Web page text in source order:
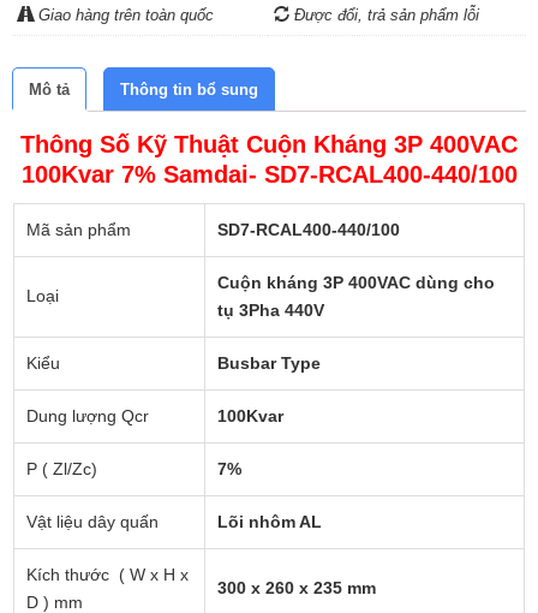
Giao hàng trên toàn quốc Được đổi, trả sản phẩm lỗi
Mô tả Thông tin bổ sung
Thông Số Kỹ Thuật Cuộn Kháng 3P 400VAC
100Kvar 7% Samdai- SD7-RCAL400-440/100
Mã sản phẩm SD7-RCAL400-440/100
Loại
Cuộn kháng 3P 400VAC dùng cho
tụ 3Pha 440V
Kiểu Busbar Type
Dung lượng Qcr 100Kvar
P ( Zl/Zc) 7%
Vật liệu dây quấn Lõi nhôm AL
Kích thước ( W x H x
D ) mm
300 x 260 x 235 mm